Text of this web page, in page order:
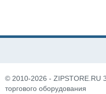
© 2010-2026 - ZIPSTORE.RU
торгового оборудования